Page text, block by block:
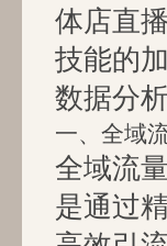
体店直
技能的
数据分
一、全域
全域流
是通过